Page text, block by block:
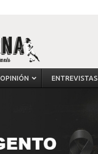
OPINIÓN ENTREVISTAS